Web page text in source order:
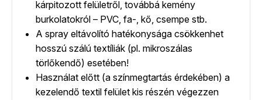
kárpitozott felületről, továbbá kemény
burkolatokról – PVC, fa-, kő, csempe stb.
A spray eltávolító hatékonysága csökkenhet
hosszú szálú textíliák (pl. mikroszálas
törlőkendő) esetében!
Használat előtt (a színmegtartás érdekében) a
kezelendő textil felület kis részén végezzen